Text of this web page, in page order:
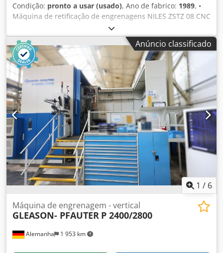
Condição: pronto a usar (usado), Ano de fabrico: 1989, •
Máquina de retificação de engrenagens NILES ZSTZ 08 CNC
• CNC: Fanuc 180i-M • Módulo mínimo/máximo: 2/14 •
Diâmetro máximo de retificação: 800 mm • Diâmetro
máximo de retificação sem contraponto: 1000 mm •
Diâmetro mínimo de retificação: 50 mm Codjzk Hfrspfx
Akcorf • Velocidade da rebolo de retificação: 2450 rpm •
Ângulo máximo de hélice: 45° • Diâmetro da mesa rotativa:
630 mm Conjunto de engrenagens de mudança
disponíveis.
Anúncio classificado
1 / 6
Alemanha 1 953 km
Máquina de engrenagem - vertical
GLEASON- PFAUTER P 2400/2800